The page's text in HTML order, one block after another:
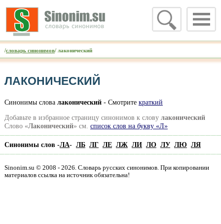
/словарь синонимов/ лаконический
ЛАКОНИЧЕСКИЙ
Синонимы слова лаконический- Смотрите краткий
Добавьте в избранное страницу синонимов к слову лаконический
Слово «Лаконический» см. список слов на букву «Л»
Синонимы слов -ЛА- ЛБ ЛГ ЛЕ ЛЖ ЛИ ЛО ЛУ ЛЮ ЛЯ
Sinonim.su © 2008 - 2026. Словарь русских синонимов. При копировании
материалов ссылка на источник обязательна!